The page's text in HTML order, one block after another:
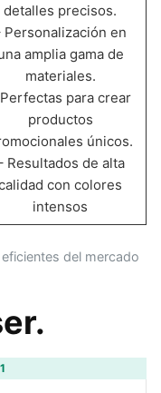
detalles precisos.
Personalización en
amplia gama de
materiales.
para crear
productos
únicos.
Resultados de alta
con colores
intensos
del mercado